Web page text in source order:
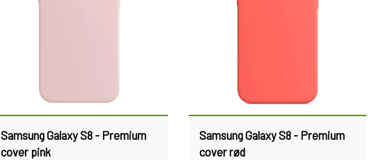
Samsung Galaxy S8 - Premium
cover pink
Samsung Galaxy S8 - Premium
cover rød